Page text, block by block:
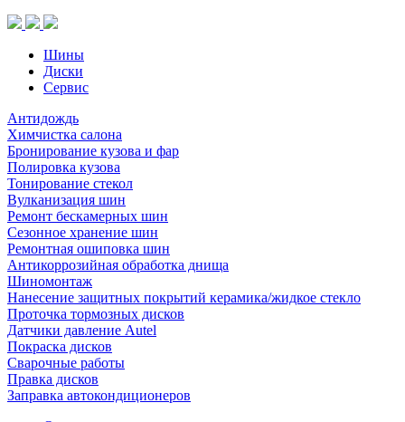
Шины
Диски
Сервис
Антидождь
Химчистка салона
Бронирование кузова и фар
Полировка кузова
Тонирование стекол
Вулканизация шин
Ремонт бескамерных шин
Сезонное хранение шин
Ремонтная ошиповка шин
Антикоррозийная обработка днища
Шиномонтаж
Нанесение защитных покрытий керамика/жидкое стекло
Проточка тормозных дисков
Датчики давление Autel
Покраска дисков
Сварочные работы
Правка дисков
Заправка автокондиционеров